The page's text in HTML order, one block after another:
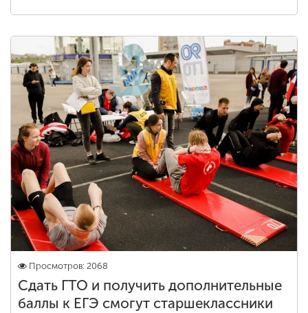
Просмотров: 2068
Сдать ГТО и получить дополнительные
баллы к ЕГЭ смогут старшеклассники